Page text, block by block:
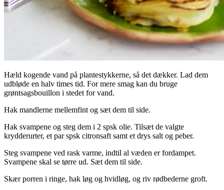
Hæld kogende vand på plantestykkerne, så det dækker. Lad dem
udbløde en halv times tid. For mere smag kan du bruge
grøntsagsbouillon i stedet for vand.
Hak mandlerne mellemfint og sæt dem til side.
Hak svampene og steg dem i 2 spsk olie. Tilsæt de valgte
krydderurter, et par spsk citronsaft samt et drys salt og peber.
Steg svampene ved rask varme, indtil al væden er fordampet.
Svampene skal se tørre ud. Sæt dem til side.
Skær porren i ringe, hak løg og hvidløg, og riv rødbederne groft.